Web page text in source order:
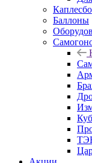
Баллоны